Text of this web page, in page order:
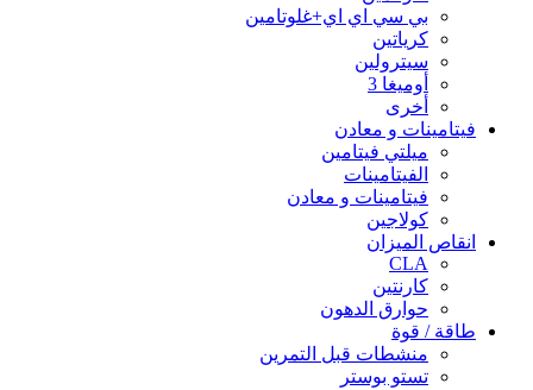
بي سي اي اي+غلوتامين
كرياتين
سيترولين
أوميغا 3
أخرى
فيتامينات و معادن
ميلتي فيتامين
الفيتامينات
فيتامينات و معادن
كولاجين
انقاص الميزان
CLA
كارنتين
حوارق الدهون
طاقة / قوة
منشطات قبل التمرين
تستو بوستر